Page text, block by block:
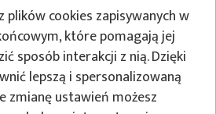
F1/P2/5
kontakt w sprawie tego lokalu
cookies zapisywanych w
które pomagają jej
sposób interakcji z nią. Dzięki
lepszą i spersonalizowaną
zmianę ustawień możesz